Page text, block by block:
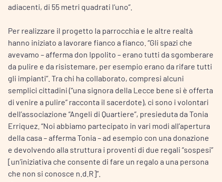
adiacenti, di 55 metri quadrati l’uno”.
Per realizzare il progetto la parrocchia e le altre realtà
hanno iniziato a lavorare fianco a fianco. “Gli spazi che
avevamo – afferma don Ippolito – erano tutti da sgomberare
da pulire e da risistemare, per esempio erano da rifare tutti
gli impianti”. Tra chi ha collaborato, compresi alcuni
semplici cittadini (“una signora della Lecce bene si è offerta
di venire a pulire” racconta il sacerdote), ci sono i volontari
dell’associazione “Angeli di Quartiere”, presieduta da Tonia
Erriquez. “Noi abbiamo partecipato in vari modi all’apertura
della casa – afferma Tonia – ad esempio con una donazione
e devolvendo alla struttura i proventi di due regali “sospesi”
[un’iniziativa che consente di fare un regalo a una persona
che non si conosce n.d.R]”.